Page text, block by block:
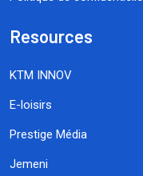
Resources
KTM INNOV
E-loisirs
Prestige Média
Jemeni